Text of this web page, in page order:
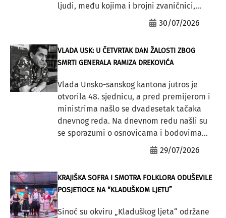
ljudi, među kojima i brojni zvaničnici,...
30/07/2026
VLADA USK: U ČETVRTAK DAN ŽALOSTI ZBOG
SMRTI GENERALA RAMIZA DREKOVIĆA
Vlada Unsko-sanskog kantona jutros je
otvorila 48. sjednicu, a pred premijerom i
ministrima našlo se dvadesetak tačaka
dnevnog reda. Na dnevnom redu našli su
se sporazumi o osnovicama i bodovima...
29/07/2026
KRAJIŠKA SOFRA I SMOTRA FOLKLORA ODUŠEVILE
POSJETIOCE NA “KLADUŠKOM LJETU”
Sinoć su okviru „Kladuškog ljeta“ održane